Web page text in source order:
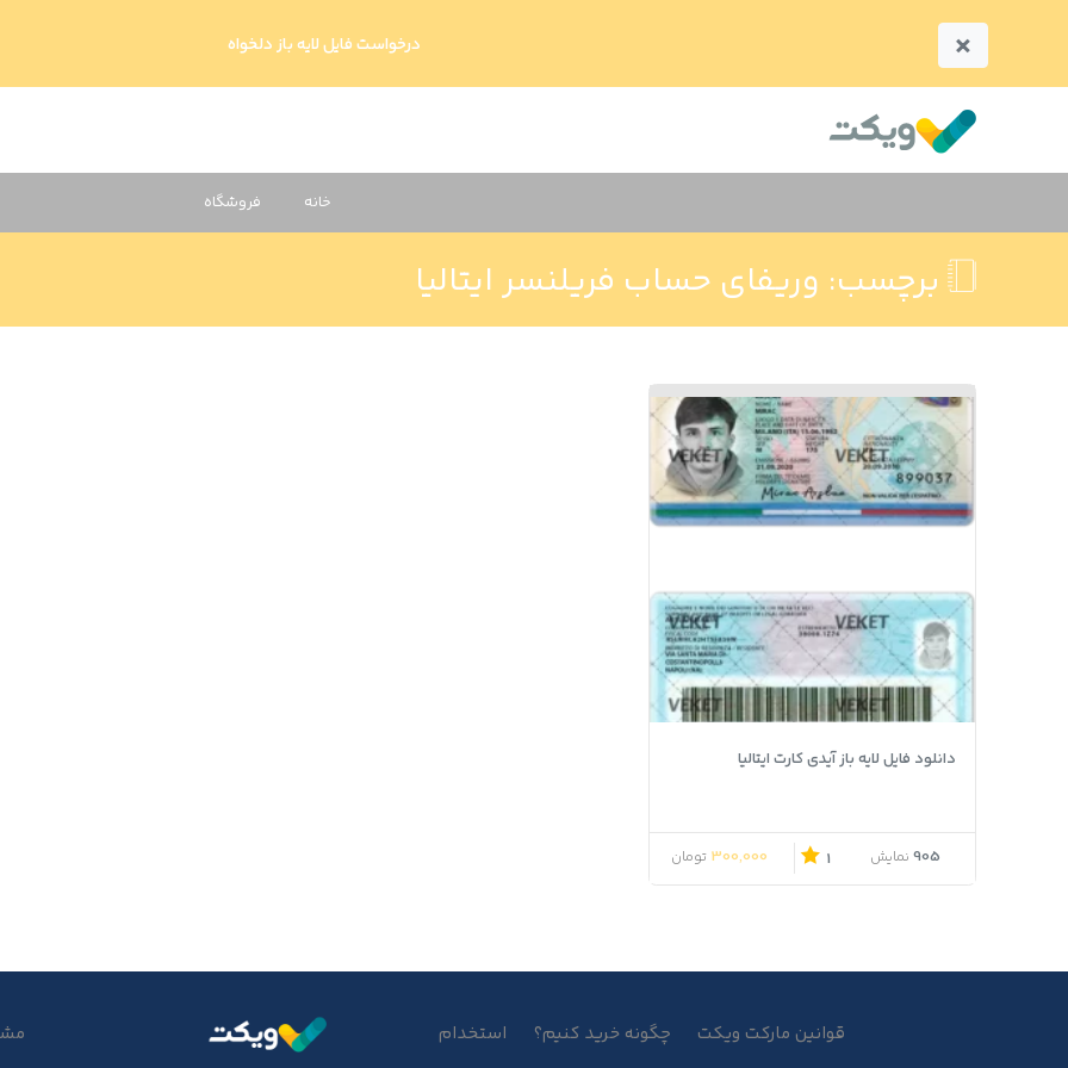
× درخواست فایل لایه باز دلخواه
خانه فروشگاه
برچسب: وریفای حساب فریلنسر ایتالیا
دانلود فایل لایه باز آیدی کارت ایتالیا
905 نمایش 1
300,000 تومان
قوانین مارکت ویکت چگونه خرید کنیم؟ استخدام